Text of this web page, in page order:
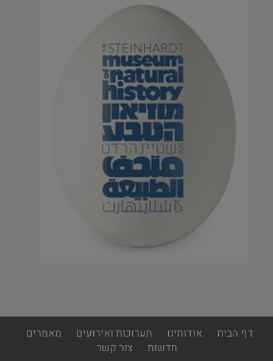
footer
menu
דף הבית אודותינו תערוכות ואירועים
מאמרים
חדשות
צור קשר